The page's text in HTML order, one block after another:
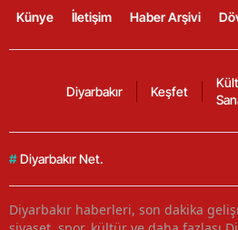
Künye İletişim Haber Arşivi
Diyarbakır Keşfet
# Diyarbakır Net.
Diyarbakır haberleri, son dakika